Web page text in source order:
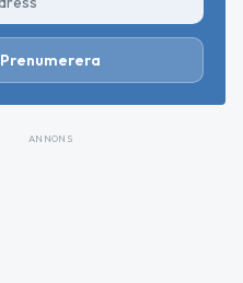
Prenumerera
ANNONS